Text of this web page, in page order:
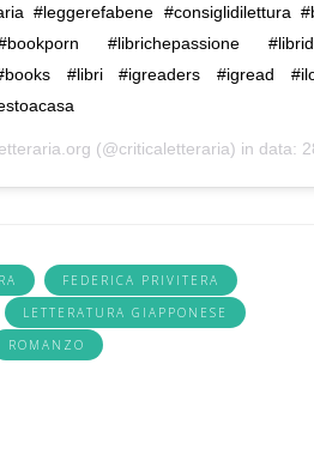
#leggerefabene #consiglidilettura
#librichepassione
#libri #igreaders #igread
(@criticaletteraria) in data: 28
FEDERICA PRIVITERA
LETTERATURA GIAPPONESE
ROMANZO